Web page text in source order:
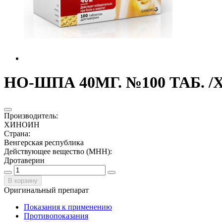
НО-ШПА 40МГ. №100 ТАБ.
Производитель:
ХИНОИН
Страна:
Венгерская республика
Действующее вещество (МНН):
Дротаверин
В корзину
Оригинальный препарат
Показания к применению
Противопоказания